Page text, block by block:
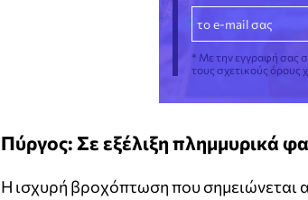
* Με την εγγραφή σας
τους σχετικούς όρους
Πύργος: Σε εξέλιξη πλημμυρικά
Η ισχυρή βροχόπτωση που σημειώνεται